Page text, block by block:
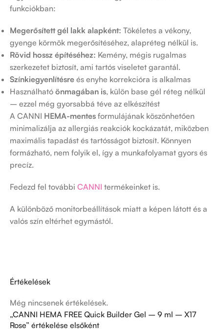
funkciókban:
Megerősített gél lakk alapként: Tökéletes a vékony,
gyenge körmök megerősítéséhez, alapréteg nélkül is.
Rövid hossz építéséhez: Kemény, mégis rugalmas
szerkezetet biztosít, ami tartós viseletet garantál.
Színkiegyenlítésre és enyhe korrekcióra is alkalmas
Használható önmagában is, külön base gél réteg nélkül
– ezzel még gyorsabbá téve az elkészítést
A CANNI HEMA-mentes formulájának köszönhetően
minimalizálja az allergiás reakciók kockázatát, miközben
maximális tapadást és tartósságot biztosít. Könnyen
formázható, nem folyik el, így a munkafolyamat gyors és
precíz.
Fedezd fel további CANNI termékeinket is.
A különböző monitorbeállítások miatt a képen látott és a
valós szín eltérhet egymástól.
Értékelések
Még nincsenek értékelések.
„CANNI HEMA FREE Quick Builder Gel – 9 ml – X17
Rose” értékelése elsőként